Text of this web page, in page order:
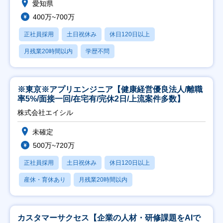
愛知県
400万~700万
正社員採用 土日祝休み 休日120日以上
月残業20時間以内 学歴不問
※東京※アプリエンジニア【健康経営優良法人/離職
率5%/面接一回/在宅有/完休2日/上流案件多数】
株式会社エイシル
未確定
500万~720万
正社員採用 土日祝休み 休日120日以上
産休・育休あり 月残業20時間以内
カスタマーサクセス【企業の人材・研修課題をAIで